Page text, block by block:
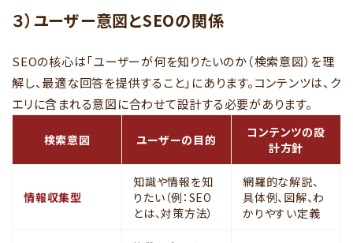
３）ユーザー意図とSEOの関係
SEOの核心は「ユーザーが何を知りたいのか（検索意図）を理
解し、最適な回答を提供すること」にあります。コンテンツは、ク
エリに含まれる意図に合わせて設計する必要があります。
検索意図 ユーザーの目的
コンテンツの設
計方針
情報収集型
知識や情報を知
りたい（例：SEO
とは、対策方法）
網羅的な解説、
具体例、図解、わ
かりやすい定義